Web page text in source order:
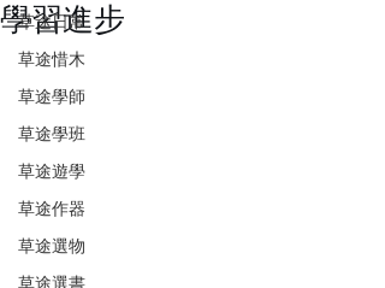
草途日常
草途惜木
草途學師
草途學班
草途遊學
草途作器
草途選物
草途選書
學習進步